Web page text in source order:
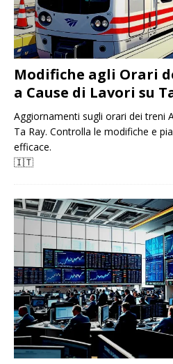
Modifiche agli Orari
a Cause di Lavori su
Aggiornamenti sugli orari dei treni
Ta Ray. Controlla le modifiche e
efficace.
🇮🇹